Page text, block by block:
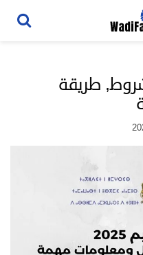
2025 | الشروط, طريقة